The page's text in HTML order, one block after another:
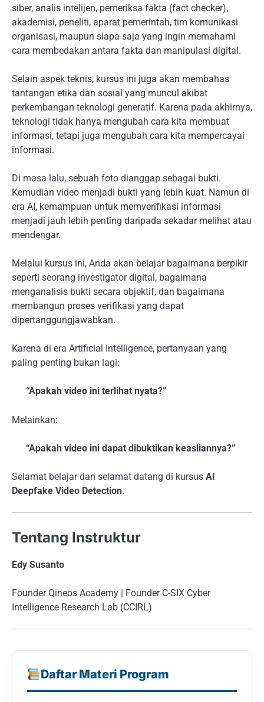
siber, analis intelijen, pemeriksa fakta (fact checker),
akademisi, peneliti, aparat pemerintah, tim komunikasi
organisasi, maupun siapa saja yang ingin memahami
cara membedakan antara fakta dan manipulasi digital.
Selain aspek teknis, kursus ini juga akan membahas
tantangan etika dan sosial yang muncul akibat
perkembangan teknologi generatif. Karena pada akhirnya,
teknologi tidak hanya mengubah cara kita membuat
informasi, tetapi juga mengubah cara kita mempercayai
informasi.
Di masa lalu, sebuah foto dianggap sebagai bukti.
Kemudian video menjadi bukti yang lebih kuat. Namun di
era AI, kemampuan untuk memverifikasi informasi
menjadi jauh lebih penting daripada sekadar melihat atau
mendengar.
Melalui kursus ini, Anda akan belajar bagaimana berpikir
seperti seorang investigator digital, bagaimana
menganalisis bukti secara objektif, dan bagaimana
membangun proses verifikasi yang dapat
dipertanggungjawabkan.
Karena di era Artificial Intelligence, pertanyaan yang
paling penting bukan lagi:
“Apakah video ini terlihat nyata?”
Melainkan:
“Apakah video ini dapat dibuktikan keasliannya?”
Selamat belajar dan selamat datang di kursus AI
Deepfake Video Detection.
Tentang Instruktur
Edy Susanto
Founder Qineos Academy | Founder C-SIX Cyber
Intelligence Research Lab (CCIRL)
Daftar Materi Program